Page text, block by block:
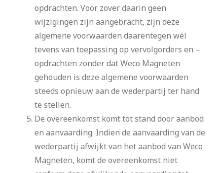
opdrachten. Voor zover daarin geen
wijzigingen zijn aangebracht, zijn deze
algemene voorwaarden daarentegen wél
tevens van toepassing op vervolgorders en –
opdrachten zonder dat Weco Magneten
gehouden is deze algemene voorwaarden
steeds opnieuw aan de wederpartij ter hand
te stellen.
De overeenkomst komt tot stand door aanbod
en aanvaarding. Indien de aanvaarding van de
wederpartij afwijkt van het aanbod van Weco
Magneten, komt de overeenkomst niet